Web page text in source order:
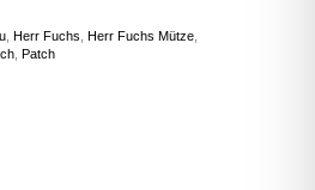
, Herr Fuchs Herr Fuchs Mütze,
, Patch